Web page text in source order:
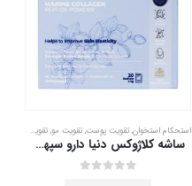
استحکام استخوان, تقویت پوست, تقویت مو, تقویت ناخن
ساشه کلاژوکس دنیا دارو سپهر 20 عدد